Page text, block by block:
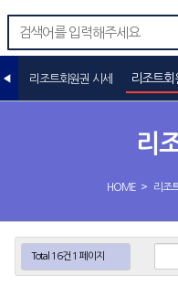
리
HOME > 리조
리조트회원권 시세 리조트회
Total 16건 1 페이지